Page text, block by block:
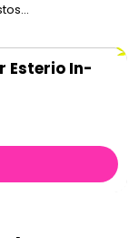
Esterio In-